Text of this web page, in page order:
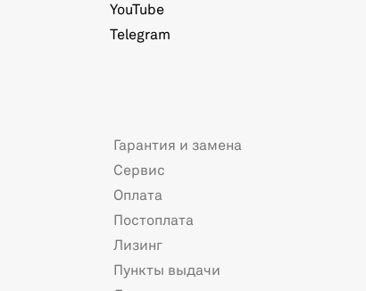
YouTube
Telegram
Гарантия и замена
Сервис
Оплата
Постоплата
Лизинг
Пункты выдачи